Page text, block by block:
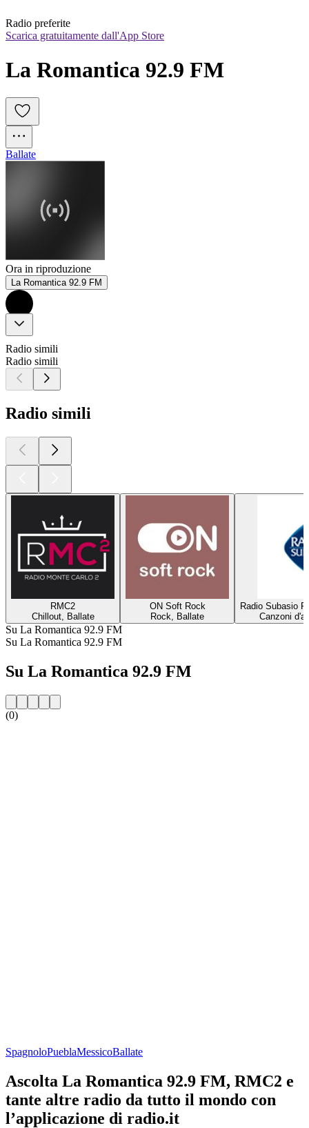
Radio preferite
Scarica gratuitamente dall'App Store
La Romantica 92.9 FM
Ballate
Ora in riproduzione
La Romantica 92.9 FM
Radio simili
Radio simili
Radio simili
RMC2
Chillout, Ballate
ON Soft Rock
Rock, Ballate
Radio Subasio
Canzoni
Su La Romantica 92.9 FM
Su La Romantica 92.9 FM
Su La Romantica 92.9 FM
(0)
SpagnoloPueblaMessicoBallate
Ascolta La Romantica 92.9 FM, RMC2 e
tante altre radio da tutto il mondo con
l’applicazione di radio.it